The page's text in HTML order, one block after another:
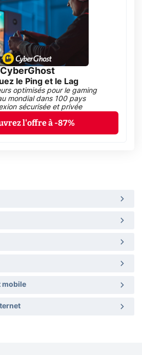
CyberGhost
le Ping et le Lag
optimisés pour le gaming
mondial dans 100 pays
sécurisée et privée
l'offre à -87%
mobile